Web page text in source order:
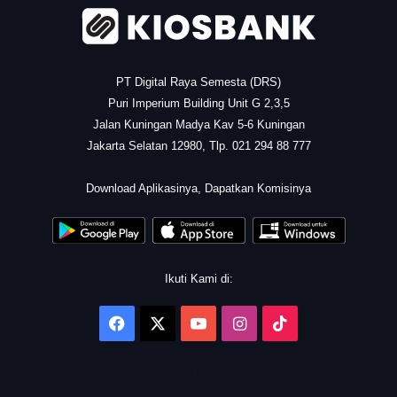
PT Digital Raya Semesta (DRS)
Puri Imperium Building Unit G 2,3,5
Jalan Kuningan Madya Kav 5-6 Kuningan
Jakarta Selatan 12980, Tlp. 021 294 88 777
Download Aplikasinya, Dapatkan Komisinya
Ikuti Kami di:
Facebook YouTubeInstagram